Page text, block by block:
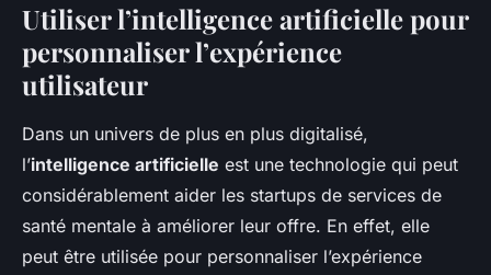
Utiliser l’intelligence artificielle pour
personnaliser l’expérience
utilisateur
Dans un univers de plus en plus digitalisé,
l’intelligence artificielle est une technologie qui peut
considérablement aider les startups de services de
santé mentale à améliorer leur offre. En effet, elle
peut être utilisée pour personnaliser l’expérience